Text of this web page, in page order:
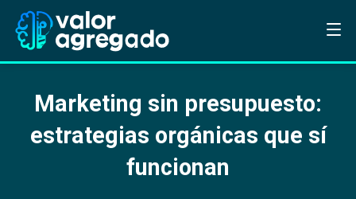
Marketing sin presupuesto:
estrategias orgánicas que sí
funcionan